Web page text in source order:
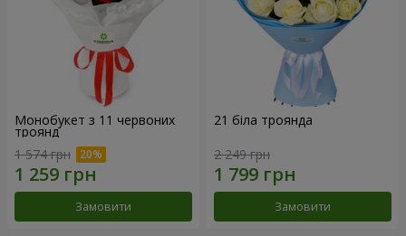
Монобукет з 11 червоних
троянд
1 574 грн
Замовити
21 біла троянда
2 249 грн
Замовити